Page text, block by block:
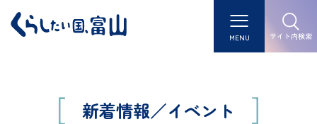
MENU サイト内検索
新着情報／イベント